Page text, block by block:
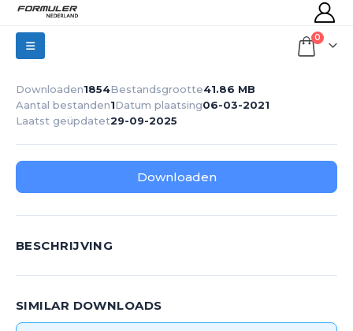
0
Downloaden1854Bestandsgrootte41.86 MB
Aantal bestanden1Datum plaatsing06-03-2021
Laatst geüpdatet29-09-2025
Downloaden
BESCHRIJVING
SIMILAR DOWNLOADS